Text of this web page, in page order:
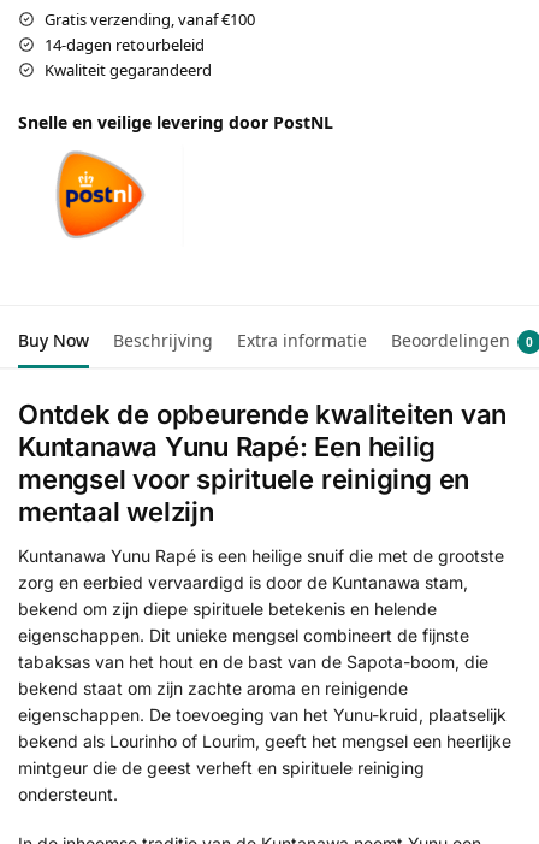
Gratis verzending, vanaf €100
14-dagen retourbeleid
Kwaliteit gegarandeerd
Snelle en veilige levering door PostNL
Buy Now Beschrijving Extra informatie Beoordelingen 0
Ontdek de opbeurende kwaliteiten van
Kuntanawa Yunu Rapé: Een heilig
mengsel voor spirituele reiniging en
mentaal welzijn
Kuntanawa Yunu Rapé is een heilige snuif die met de grootste
zorg en eerbied vervaardigd is door de Kuntanawa stam,
bekend om zijn diepe spirituele betekenis en helende
eigenschappen. Dit unieke mengsel combineert de fijnste
tabaksas van het hout en de bast van de Sapota-boom, die
bekend staat om zijn zachte aroma en reinigende
eigenschappen. De toevoeging van het Yunu-kruid, plaatselijk
bekend als Lourinho of Lourim, geeft het mengsel een heerlijke
mintgeur die de geest verheft en spirituele reiniging
ondersteunt.